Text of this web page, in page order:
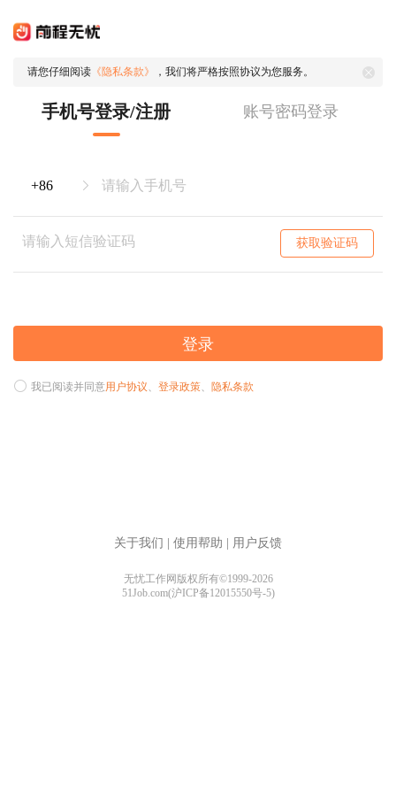
请您仔细阅读 《隐私条款》 ，我们将严格按照协议为您服务。
手机号登录/注册 账号密码登录
获取验证码
登录
我已阅读并同意用户协议、 登录政策、 隐私条款
关于我们 使用帮助 用户反馈
无忧工作网版权所有©1999-2026
51Job.com(沪ICP备12015550号-5)